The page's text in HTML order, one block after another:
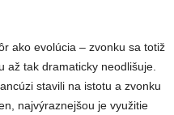
ako evolúcia – zvonku sa totiž
až tak dramaticky neodlišuje.
stavili na istotu a zvonku
najvýraznejšou je využitie